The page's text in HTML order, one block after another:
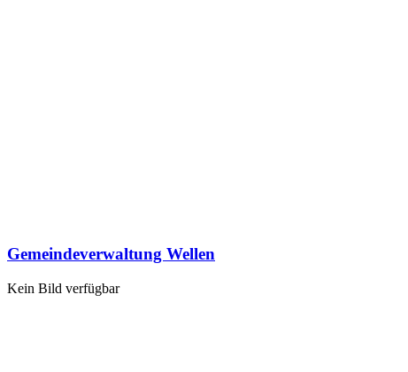
Gemeindeverwaltung Wellen
Kein Bild verfügbar